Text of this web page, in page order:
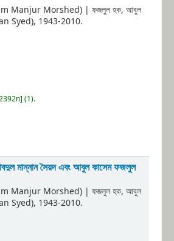
Manjur Morshed)| ফজলুল হক, আবুল
Syed), 1943-2010.
] (1).
মান্নান সৈয়দ এবং আবুল কাসেম ফজলুল
Manjur Morshed)| ফজলুল হক, আবুল
Syed), 1943-2010.